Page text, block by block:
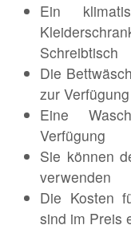
Ein
Schreibtisch
Die
zur
Eine
Verfügung
Sie können
verwenden
Die Kosten
sind im Preis